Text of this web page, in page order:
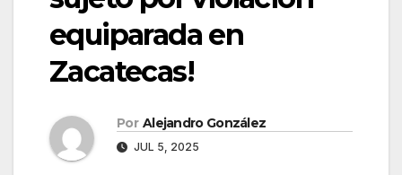
equiparada en
Zacatecas!
Por Alejandro González
JUL 5, 2025